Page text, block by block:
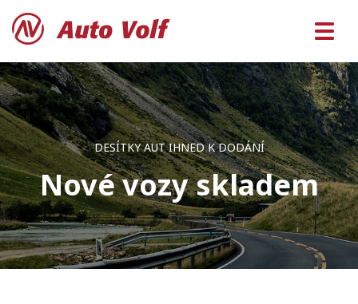
DESÍTKY AUT IHNED K DODÁNÍ
Nové vozy skladem